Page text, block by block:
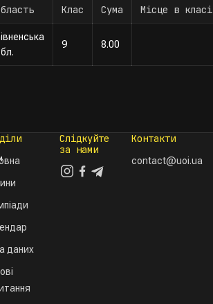
Клас Сума Місце в класі
9 8.00
даних
Слідкуйте
за нами
Контакти
contact@uoi.ua